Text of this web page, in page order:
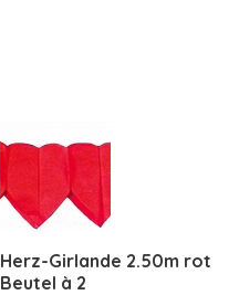
Herz-Girlande 2.50m rot
Beutel à 2